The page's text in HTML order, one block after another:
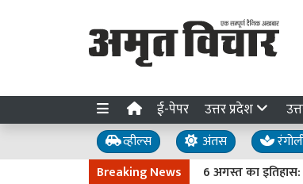
ई-पेपर उत्तर प्रदेश
व्हील्स अंतस
Breaking News
6 अगस्त का इतिहास: